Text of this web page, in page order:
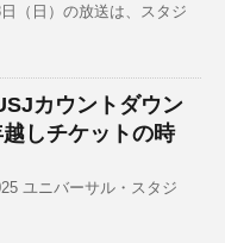
（日）の放送は、スタジ
カウントダウン
しチケットの時
ユニバーサル・スタジ